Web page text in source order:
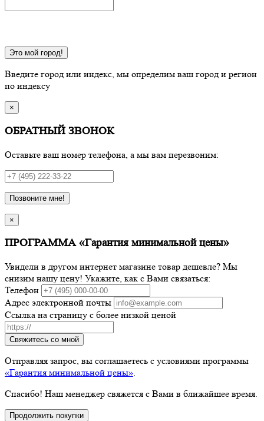
Это мой город!
Введите город или индекс, мы определим ваш город и регион
по индексу
×
ОБРАТНЫЙ ЗВОНОК
Оставьте ваш номер телефона, а мы вам перезвоним:
Позвоните мне!
×
ПРОГРАММА «Гарантия минимальной цены»
Увидели в другом интернет магазине товар дешевле? Мы
снизим нашу цену! Укажите, как с Вами связаться:
Телефон
Адрес электронной почты
Ссылка на страницу с более низкой ценой
Свяжитесь со мной
Отправляя запрос, вы соглашаетесь с условиями программы
«Гарантия минимальной цены».
Спасибо! Наш менеджер свяжется с Вами в ближайшее время.
Продолжить покупки